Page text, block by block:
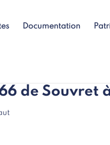
Documentation
de Souvret